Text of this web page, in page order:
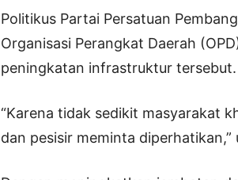
Politikus Partai Persatuan
Organisasi Perangkat Daerah
peningkatan infrastruktur tersebut.
“Karena tidak sedikit masyarakat
dan pesisir meminta diperhatikan,”